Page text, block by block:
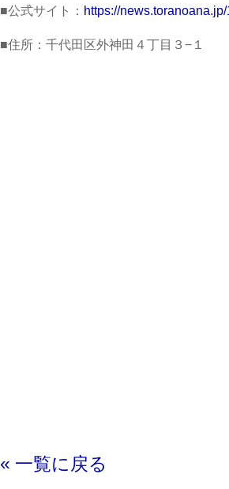
■公式サイト： https://
■住所：千代田区外神田４丁目３−１
« 一覧に戻る